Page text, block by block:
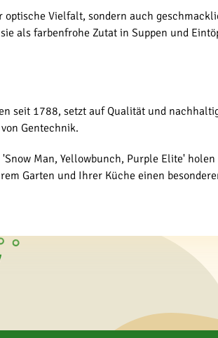
Vielfalt, sondern auch
als farbenfrohe Zutat in Suppen und
seit 1788, setzt auf Qualität und
Gentechnik.
Man, Yellowbunch, Purple Elite'
Garten und Ihrer Küche einen